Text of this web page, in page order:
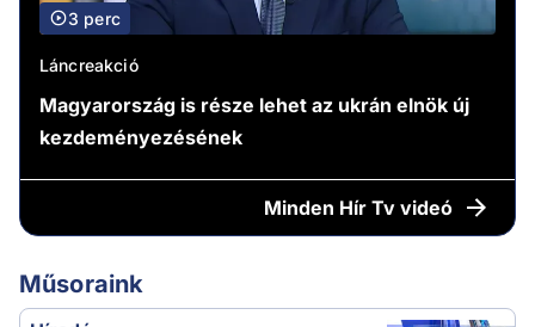
3 perc
Láncreakció
Magyarország is része lehet az ukrán elnök új
kezdeményezésének
Minden Hír Tv videó
Műsoraink